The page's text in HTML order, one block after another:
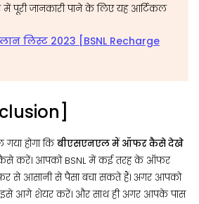
पूरी जानकारी पाने के लिए यह आर्टिकल
लिस्ट 2023 [BSNL Recharge
होगा किबीएसएनएल में ऑफर कैसे देखे
कैसे करें। आपको BSNL में कई तरह के ऑफर
से आसानी से पैसा बचा सकते हैं। अगर आपको
आगे शेयर करें। और साथ ही अगर आपके पास